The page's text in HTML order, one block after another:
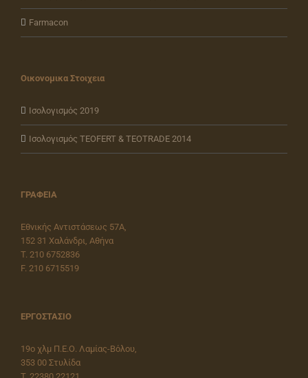
Farmacon
Οικονομικα Στοιχεια
Ισολογισμός 2019
Ισολογισμός ΤEOFERT & TEOTRADE 2014
ΓΡΑΦΕΙΑ
Εθνικής Αντιστάσεως 57Α,
152 31 Χαλάνδρι, Αθήνα
T. 210 6752836
F. 210 6715519
ΕΡΓΟΣΤΑΣΙΟ
19o χλμ Π.Ε.Ο. Λαμίας-Βόλου,
353 00 Στυλίδα